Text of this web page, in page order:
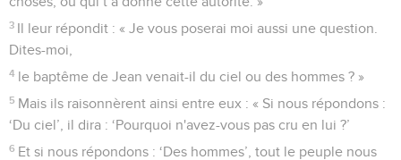
3 Il leur répondit : « Je vous poserai moi aussi une question.
Dites-moi,
4 le baptême de Jean venait-il du ciel ou des hommes ? »
5 Mais ils raisonnèrent ainsi entre eux : « Si nous répondons :
‘Du ciel’, il dira : ‘Pourquoi n'avez-vous pas cru en lui ?’
6 Et si nous répondons : ‘Des hommes’, tout le peuple nous